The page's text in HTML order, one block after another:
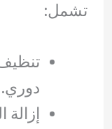
تشمل:
دوري.